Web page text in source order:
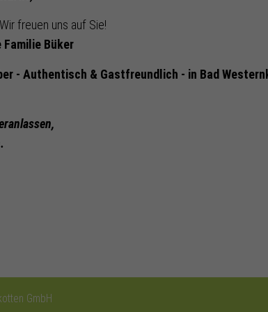
freuen uns auf Sie!
Familie Büker
- Authentisch & Gastfreundlich - in Bad
GmbH